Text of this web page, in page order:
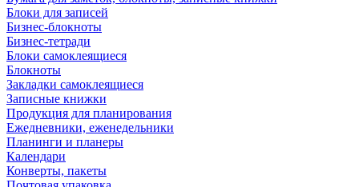
Блоки для записей
Бизнес-блокноты
Бизнес-тетради
Блоки самоклеящиеся
Блокноты
Закладки самоклеящиеся
Записные книжки
Продукция для планирования
Ежедневники, еженедельники
Планинги и планеры
Календари
Конверты, пакеты